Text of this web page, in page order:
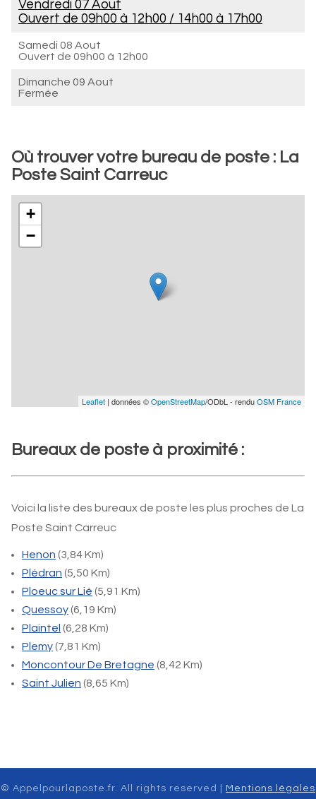
Vendredi 07 Aout
Ouvert de 09h00 à 12h00 / 14h00 à 17h00
Samedi 08 Aout
Ouvert de 09h00 à 12h00
Dimanche 09 Aout
Fermée
Où trouver votre bureau de poste : La
Poste Saint Carreuc
+
−
Leaflet | données ©OpenStreetMap/ODbL - renduOSM France
Bureaux de poste à proximité :
Voici la liste des bureaux de poste les plus proches de La
Poste Saint Carreuc
Henon (3,84 Km)
Plédran (5,50 Km)
Ploeuc sur Lié (5,91 Km)
Quessoy(6,19 Km)
Plaintel (6,28 Km)
Plemy(7,81 Km)
Moncontour De Bretagne (8,42 Km)
Saint Julien (8,65 Km)
© Appelpourlaposte.fr. All rights reserved | Mentions légales